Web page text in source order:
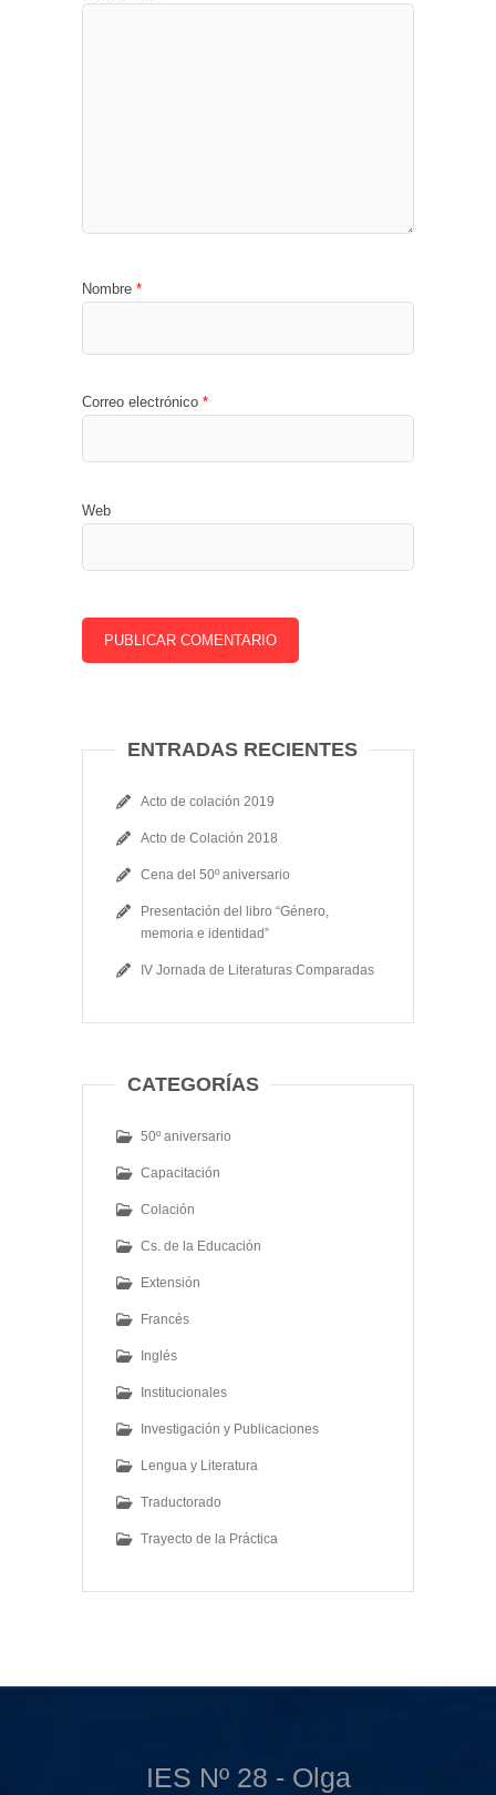
Nombre *
Correo electrónico *
Web
ENTRADAS RECIENTES
Acto de colación 2019
Acto de Colación 2018
Cena del 50º aniversario
Presentación del libro “Género,
memoria e identidad”
IV Jornada de Literaturas Comparadas
CATEGORÍAS
50º aniversario
Capacitación
Colación
Cs. de la Educación
Extensión
Francés
Inglés
Institucionales
Investigación y Publicaciones
Lengua y Literatura
Traductorado
Trayecto de la Práctica
IES Nº 28 - Olga